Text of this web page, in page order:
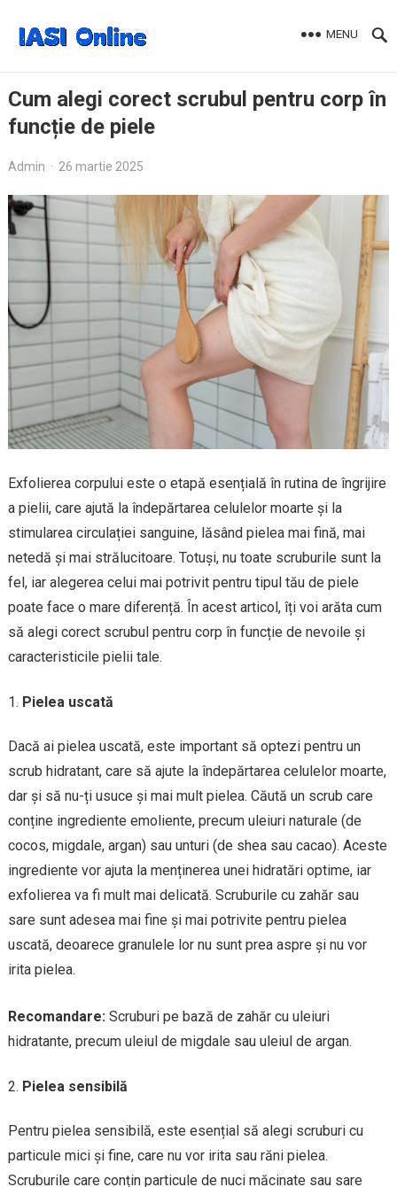
MENU
Cum alegi corect scrubul pentru corp în
funcție de piele
Admin · 26 martie 2025
Exfolierea corpului este o etapă esențială în rutina de îngrijire
a pielii, care ajută la îndepărtarea celulelor moarte și la
stimularea circulației sanguine, lăsând pielea mai fină, mai
netedă și mai strălucitoare. Totuși, nu toate scruburile sunt la
fel, iar alegerea celui mai potrivit pentru tipul tău de piele
poate face o mare diferență. În acest articol, îți voi arăta cum
să alegi corect scrubul pentru corp în funcție de nevoile și
caracteristicile pielii tale.
Pielea uscată
Dacă ai pielea uscată, este important să optezi pentru un
scrub hidratant, care să ajute la îndepărtarea celulelor moarte,
dar și să nu-ți usuce și mai mult pielea. Căută un scrub care
conține ingrediente emoliente, precum uleiuri naturale (de
cocos, migdale, argan) sau unturi (de shea sau cacao). Aceste
ingrediente vor ajuta la menținerea unei hidratări optime, iar
exfolierea va fi mult mai delicată. Scruburile cu zahăr sau
sare sunt adesea mai fine și mai potrivite pentru pielea
uscată, deoarece granulele lor nu sunt prea aspre și nu vor
irita pielea.
Recomandare:Scruburi pe bază de zahăr cu uleiuri
hidratante, precum uleiul de migdale sau uleiul de argan.
Pielea sensibilă
Pentru pielea sensibilă, este esențial să alegi scruburi cu
particule mici și fine, care nu vor irita sau răni pielea.
Scruburile care conțin particule de nuci măcinate sau sare